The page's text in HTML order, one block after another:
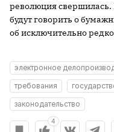
революция
будут говорить о
об исключительно
электронное
требования
законодательство
4